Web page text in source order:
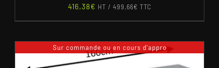
416,38€ HT / 499,66€ TTC
Sur commande ou en cours d'appro